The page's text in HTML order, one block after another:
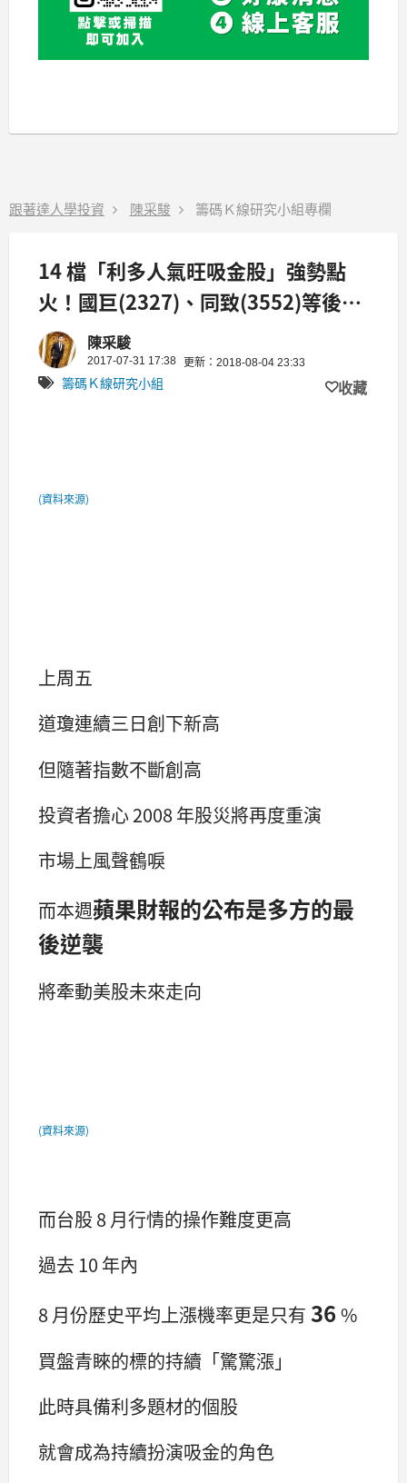
跟著達人學投資 陳采駿 籌碼Ｋ線研究小組專欄
14 檔「利多人氣旺吸金股」強勢點
火！國巨(2327)、同致(3552)等後市
帶勁！陳采駿
2017-07-31 17:38 更新：2018-08-04 23:33
籌碼Ｋ線研究小組 收藏
(資料來源)
上周五
道瓊連續三日創下新高
但隨著指數不斷創高
投資者擔心 2008 年股災將再度重演
市場上風聲鶴唳
而本週蘋果財報的公布是多方的最
後逆襲
將牽動美股未來走向
(資料來源)
而台股 8 月行情的操作難度更高
過去 10 年內
8 月份歷史平均上漲機率更是只有 36 %
買盤青睞的標的持續「驚驚漲」
此時具備利多題材的個股
就會成為持續扮演吸金的角色